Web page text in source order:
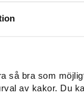
så bra som
av kakor. Du
att
varken tagit